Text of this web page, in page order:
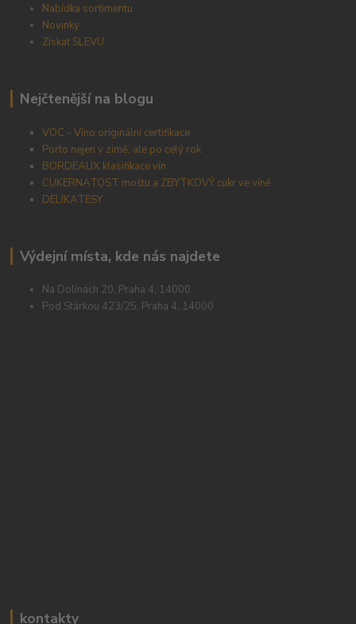
Nabídka sortimentu
Novinky
Získat SLEVU
Nejčtenější na blogu
VOC - Víno originální certifikace
Porto nejen v zimě, ale po celý rok
BORDEAUX klasifikace vín
CUKERNATOST moštu a ZBYTKOVÝ cukr ve víně
DELIKATESY
Výdejní místa, kde nás najdete
Na Dolinách 20, Praha 4, 14000
Pod Stárkou 423/25, Praha 4, 14000
kontakty